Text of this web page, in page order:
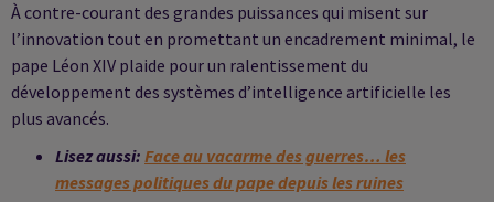
À contre-courant des grandes puissances qui misent sur
l’innovation tout en promettant un encadrement minimal, le
pape Léon XIV plaide pour un ralentissement du
développement des systèmes d’intelligence artificielle les
plus avancés.
Lisez aussi: Face au vacarme des guerres… les
messages politiques du pape depuis les ruines